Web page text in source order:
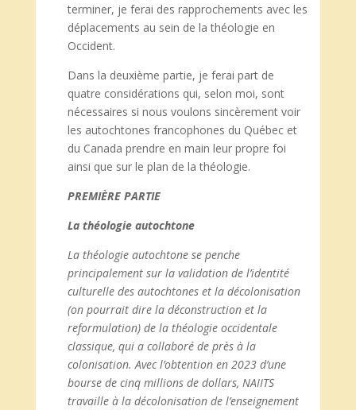
terminer, je ferai des rapprochements avec les
déplacements au sein de la théologie en
Occident.
Dans la deuxième partie, je ferai part de
quatre considérations qui, selon moi, sont
nécessaires si nous voulons sincèrement voir
les autochtones francophones du Québec et
du Canada prendre en main leur propre foi
ainsi que sur le plan de la théologie.
PREMIÈRE PARTIE
La théologie autochtone
La théologie autochtone se penche
principalement sur la validation de l’identité
culturelle des autochtones et la décolonisation
(on pourrait dire la déconstruction et la
reformulation) de la théologie occidentale
classique, qui a collaboré de près à la
colonisation. Avec l’obtention en 2023 d’une
bourse de cinq millions de dollars, NAIITS
travaille à la décolonisation de l’enseignement